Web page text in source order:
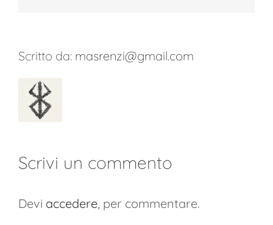
Scritto da: masrenzi@gmail.com
Scrivi un commento
Devi accedere, per commentare.